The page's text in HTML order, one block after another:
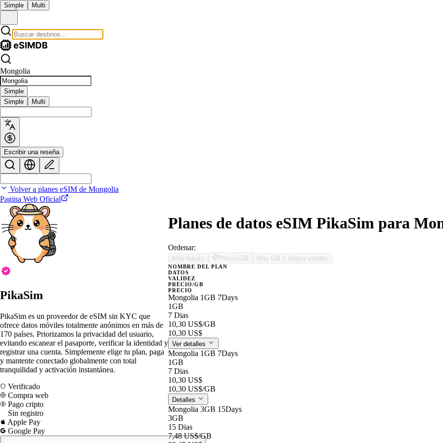
Simple Multi
Mongolia
Simple
Simple
Multi
Escribir una reseña
Volver a planes eSIM de Mongolia
Pagina Web Oficial
PikaSim
PikaSim es un proveedor de eSIM sin KYC que
ofrece datos móviles totalmente anónimos en más de
170 países. Priorizamos la privacidad del usuario,
evitando escanear el pasaporte, verificar la identidad y
registrar una cuenta. Simplemente elige tu plan, paga
y mantente conectado globalmente con total
tranquilidad y activación instantánea.
Verificado
Compra web
Pago cripto
Sin registro
Apple Pay
Google Pay
Planes de datos eSIM PikaSim para
Ordenar:
Más barato Precio/GB Más GB Mayor validez
NOMBRE DEL PLAN
DATOS
VALIDEZ
PRECIO/GB
PRECIO
Mongolia 1GB 7Days
1GB
7 Dias
10,30 US$/GB
10,30 US$
Ver detalles
Mongolia 1GB 7Days
1GB
7 Dias
10,30 US$
10,30 US$/GB
Detalles
Mongolia 3GB 15Days
3GB
15 Dias
7,48 US$/GB